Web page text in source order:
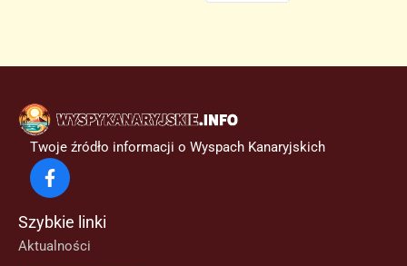
Twoje źródło informacji o Wyspach Kanaryjskich
Szybkie linki
Aktualności